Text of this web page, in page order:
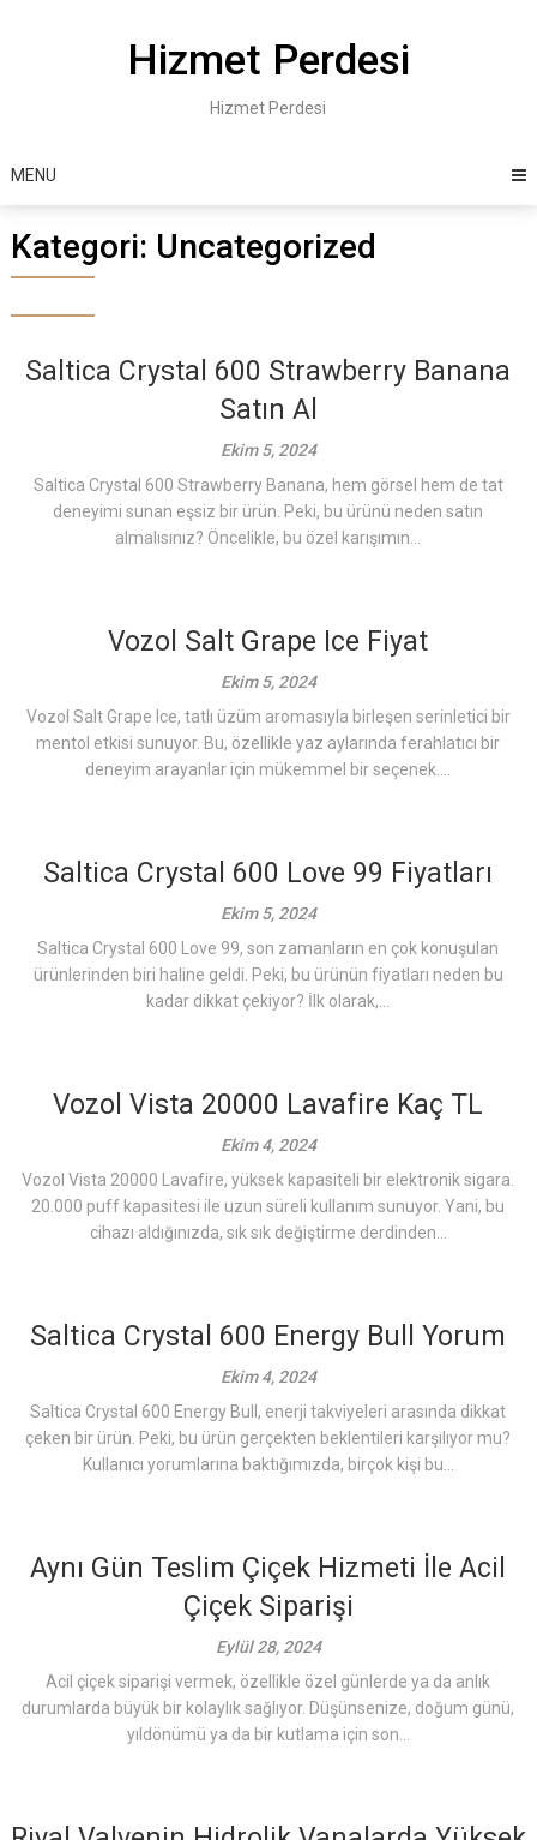
Hizmet Perdesi
Hizmet Perdesi
MENU
Kategori: Uncategorized
Saltica Crystal 600 Strawberry Banana
Satın Al
Ekim 5, 2024
Saltica Crystal 600 Strawberry Banana, hem görsel hem de tat
deneyimi sunan eşsiz bir ürün. Peki, bu ürünü neden satın
almalısınız? Öncelikle, bu özel karışımın...
Vozol Salt Grape Ice Fiyat
Ekim 5, 2024
Vozol Salt Grape Ice, tatlı üzüm aromasıyla birleşen serinletici bir
mentol etkisi sunuyor. Bu, özellikle yaz aylarında ferahlatıcı bir
deneyim arayanlar için mükemmel bir seçenek....
Saltica Crystal 600 Love 99 Fiyatları
Ekim 5, 2024
Saltica Crystal 600 Love 99, son zamanların en çok konuşulan
ürünlerinden biri haline geldi. Peki, bu ürünün fiyatları neden bu
kadar dikkat çekiyor? İlk olarak,...
Vozol Vista 20000 Lavafire Kaç TL
Ekim 4, 2024
Vozol Vista 20000 Lavafire, yüksek kapasiteli bir elektronik sigara.
20.000 puff kapasitesi ile uzun süreli kullanım sunuyor. Yani, bu
cihazı aldığınızda, sık sık değiştirme derdinden...
Saltica Crystal 600 Energy Bull Yorum
Ekim 4, 2024
Saltica Crystal 600 Energy Bull, enerji takviyeleri arasında dikkat
çeken bir ürün. Peki, bu ürün gerçekten beklentileri karşılıyor mu?
Kullanıcı yorumlarına baktığımızda, birçok kişi bu...
Aynı Gün Teslim Çiçek Hizmeti İle Acil
Çiçek Siparişi
Eylül 28, 2024
Acil çiçek siparişi vermek, özellikle özel günlerde ya da anlık
durumlarda büyük bir kolaylık sağlıyor. Düşünsenize, doğum günü,
yıldönümü ya da bir kutlama için son...